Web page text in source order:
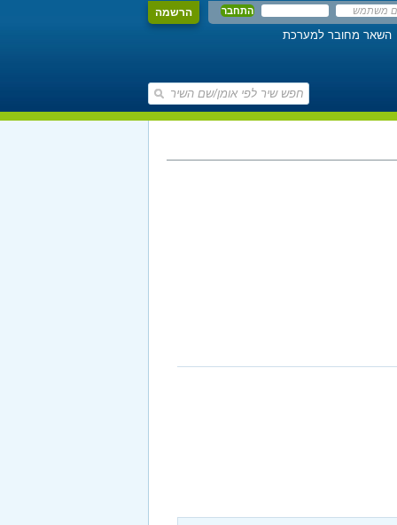
הרשמה
השאר מחובר למערכת